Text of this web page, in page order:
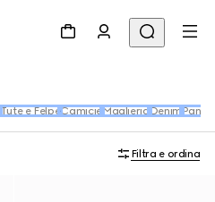
Tute e FelpeCamicie Maglieria Denim
Filtra e ordina